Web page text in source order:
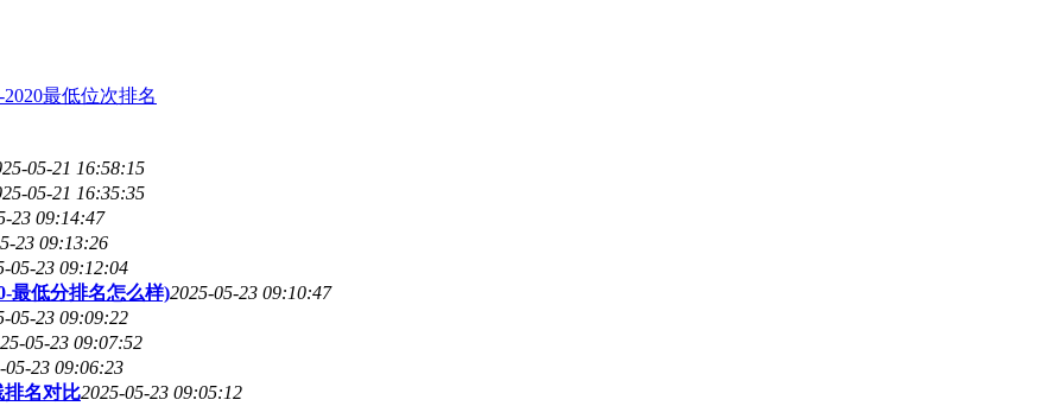
最低位次排名
05-21 16:58:15
05-21 16:35:35
23 09:14:47
23 09:13:26
05-23 09:12:04
最低分排名怎么样)2025-05-23 09:10:47
05-23 09:09:22
05-23 09:07:52
05-23 09:06:23
排名对比2025-05-23 09:05:12